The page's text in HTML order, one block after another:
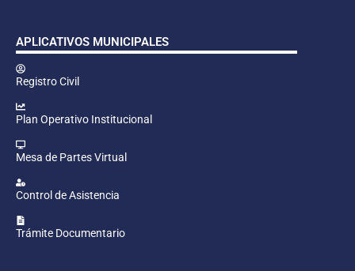
APLICATIVOS MUNICIPALES
Registro Civil
Plan Operativo Institucional
Mesa de Partes Virtual
Control de Asistencia
Trámite Documentario